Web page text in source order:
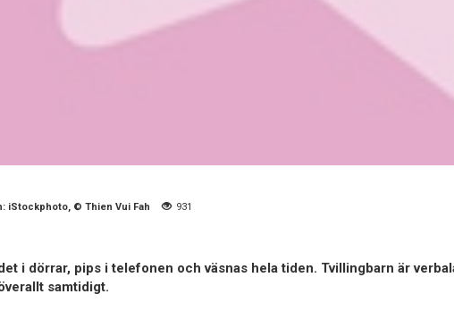
iStockphoto, © Thien Vui Fah 931
i dörrar, pips i telefonen och väsnas hela tiden. Tvillingbarn är
samtidigt.